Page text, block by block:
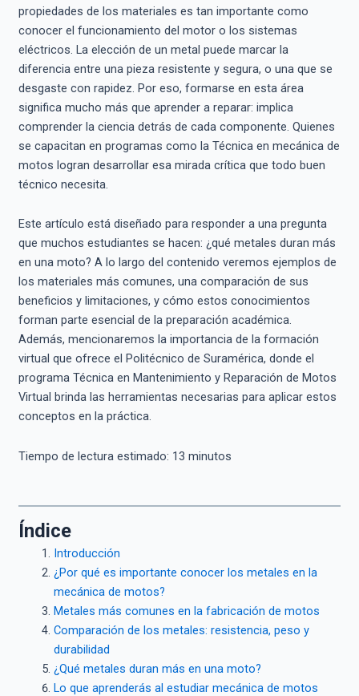
propiedades de los materiales es tan importante como
conocer el funcionamiento del motor o los sistemas
eléctricos. La elección de un metal puede marcar la
diferencia entre una pieza resistente y segura, o una que se
desgaste con rapidez. Por eso, formarse en esta área
significa mucho más que aprender a reparar: implica
comprender la ciencia detrás de cada componente. Quienes
se capacitan en programas como la Técnica en mecánica de
motos logran desarrollar esa mirada crítica que todo buen
técnico necesita.
Este artículo está diseñado para responder a una pregunta
que muchos estudiantes se hacen: ¿qué metales duran más
en una moto? A lo largo del contenido veremos ejemplos de
los materiales más comunes, una comparación de sus
beneficios y limitaciones, y cómo estos conocimientos
forman parte esencial de la preparación académica.
Además, mencionaremos la importancia de la formación
virtual que ofrece el Politécnico de Suramérica, donde el
programa Técnica en Mantenimiento y Reparación de Motos
Virtual brinda las herramientas necesarias para aplicar estos
conceptos en la práctica.
Tiempo de lectura estimado: 13 minutos
Índice
Introducción
¿Por qué es importante conocer los metales en la
mecánica de motos?
Metales más comunes en la fabricación de motos
Comparación de los metales: resistencia, peso y
durabilidad
¿Qué metales duran más en una moto?
Lo que aprenderás al estudiar mecánica de motos